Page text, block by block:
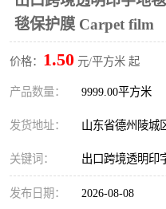
毯保护膜 Carpet film
价格： 1.50 元/平方米 起
产品数量： 9999.00平方米
发货地址： 山东省德州陵城
关键词： 出口跨境透明印
发布日期： 2026-08-08